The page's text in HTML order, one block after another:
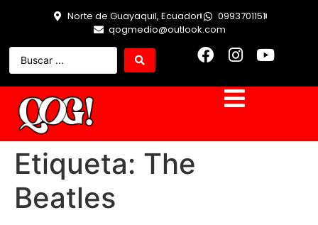
Norte de Guayaquil, Ecuador
0993701151
qogmedio@outlook.com
Etiqueta: The
Beatles